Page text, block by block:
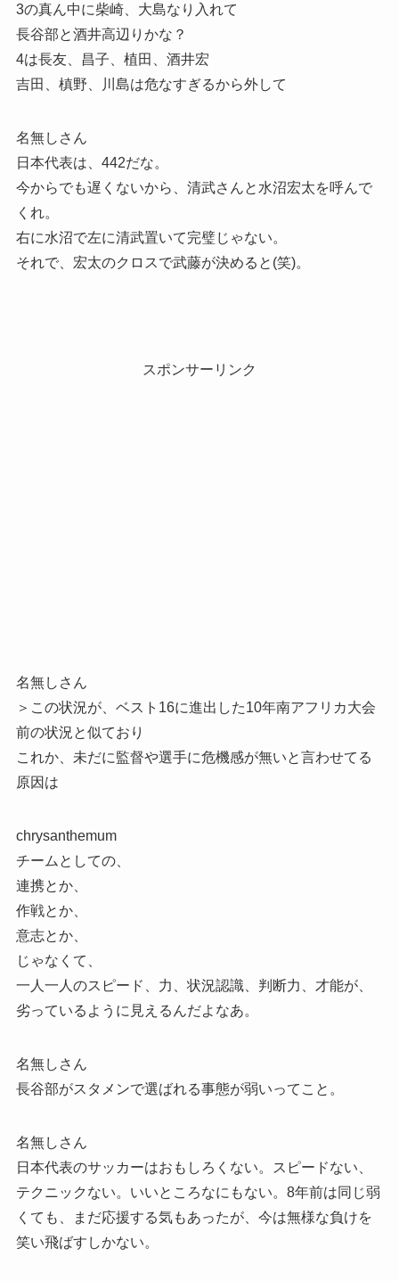
3の真ん中に柴崎、大島なり入れて
長谷部と酒井高辺りかな？
4は長友、昌子、植田、酒井宏
吉田、槙野、川島は危なすぎるから外して
名無しさん
日本代表は、442だな。
今からでも遅くないから、清武さんと水沼宏太を呼んで
くれ。
右に水沼で左に清武置いて完璧じゃない。
それで、宏太のクロスで武藤が決めると(笑)。
スポンサーリンク
名無しさん
＞この状況が、ベスト16に進出した10年南アフリカ大会
前の状況と似ており
これか、未だに監督や選手に危機感が無いと言わせてる
原因は
chrysanthemum
チームとしての、
連携とか、
作戦とか、
意志とか、
じゃなくて、
一人一人のスピード、力、状況認識、判断力、才能が、
劣っているように見えるんだよなあ。
名無しさん
長谷部がスタメンで選ばれる事態が弱いってこと。
名無しさん
日本代表のサッカーはおもしろくない。スピードない、
テクニックない。いいところなにもない。8年前は同じ弱
くても、まだ応援する気もあったが、今は無様な負けを
笑い飛ばすしかない。